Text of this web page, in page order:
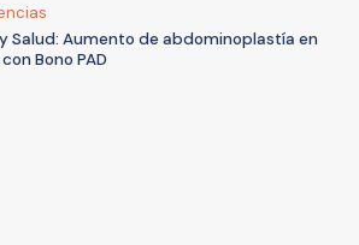
Salud: Aumento de abdominoplastía en
Bono PAD